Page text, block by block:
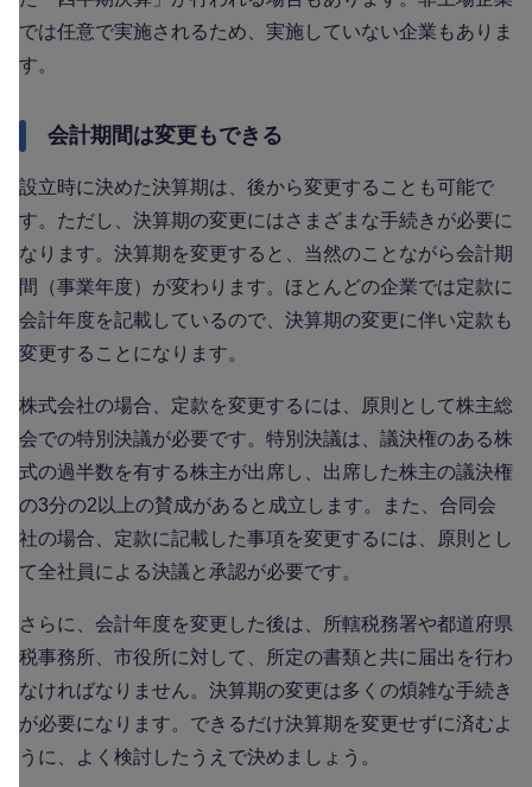
では任意で実施されるため、実施していない企業もありま
す。
会計期間は変更もできる
設立時に決めた決算期は、後から変更することも可能で
す。ただし、決算期の変更にはさまざまな手続きが必要に
なります。決算期を変更すると、当然のことながら会計期
間（事業年度）が変わります。ほとんどの企業では定款に
会計年度を記載しているので、決算期の変更に伴い定款も
変更することになります。
株式会社の場合、定款を変更するには、原則として株主総
会での特別決議が必要です。特別決議は、議決権のある株
式の過半数を有する株主が出席し、出席した株主の議決権
の3分の2以上の賛成があると成立します。また、合同会
社の場合、定款に記載した事項を変更するには、原則とし
て全社員による決議と承認が必要です。
さらに、会計年度を変更した後は、所轄税務署や都道府県
税事務所、市役所に対して、所定の書類と共に届出を行わ
なければなりません。決算期の変更は多くの煩雑な手続き
が必要になります。できるだけ決算期を変更せずに済むよ
うに、よく検討したうえで決めましょう。